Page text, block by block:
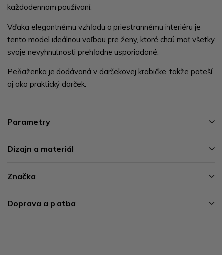
každodennom používaní.
Vďaka elegantnému vzhľadu a priestrannému interiéru je
tento model ideálnou voľbou pre ženy, ktoré chcú mať všetky
svoje nevyhnutnosti prehľadne usporiadané.
Peňaženka je dodávaná v darčekovej krabičke, takže poteší
aj ako praktický darček.
Parametry
Dizajn a materiál
Značka
Doprava a platba